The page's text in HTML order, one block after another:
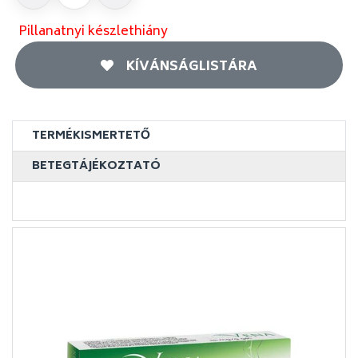
Pillanatnyi készlethiány
KÍVÁNSÁGLISTÁRA
TERMÉKISMERTETŐ
BETEGTÁJÉKOZTATÓ